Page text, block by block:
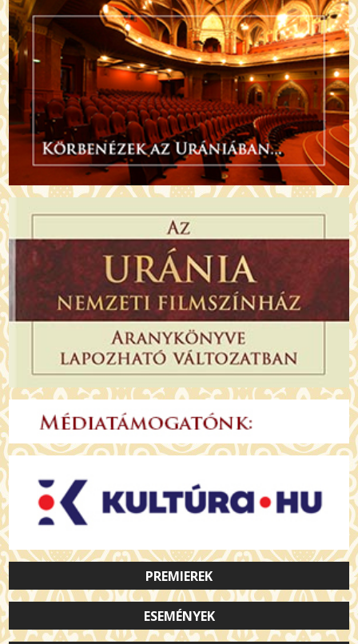
PREMIEREK
ESEMÉNYEK